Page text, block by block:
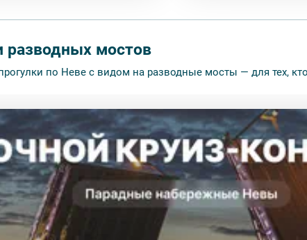
разводных мостов
по Неве с видом на разводные мосты — для тех,